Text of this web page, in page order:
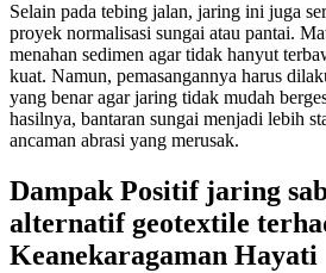
Selain pada tebing jalan, jaring ini juga
proyek normalisasi sungai atau pantai.
menahan sedimen agar tidak hanyut
kuat. Namun, pemasangannya harus
yang benar agar jaring tidak mudah
hasilnya, bantaran sungai menjadi lebih
ancaman abrasi yang merusak.
Dampak Positif jaring
alternatif geotextile
Keanekaragaman Hayati